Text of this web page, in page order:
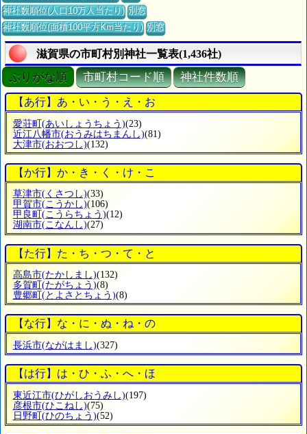
神社数順位(人口10万人当たり) 別窓
神社数順位(面積100平方Km当たり) 別窓
滋賀県の市町村別神社一覧表(1,436社)
ぶりがな順 市町村コード順 神社件数順
【あ行】あ・い・う・え・お
愛荘町(あいしょうちょう)(23)
近江八幡市(おうみはちまんし)(81)
大津市(おおつし)(132)
【か行】か・き・く・け・こ
草津市(くさつし)(33)
甲賀市(こうかし)(106)
甲良町 (こうらちょう)(12)
湖南市(こなんし)(27)
【た行】た・ち・つ・て・と
高島市(たかしまし)(132)
多賀町 (たがちょう)(8)
豊郷町 (とよさとちょう)(8)
【な行】な・に・ぬ・ね・の
長浜市(ながはまし)(327)
【は行】は・ひ・ふ・へ・ほ
東近江市(ひがしおうみし)(197)
彦根市(ひこねし)(75)
日野町(ひのちょう)(52)